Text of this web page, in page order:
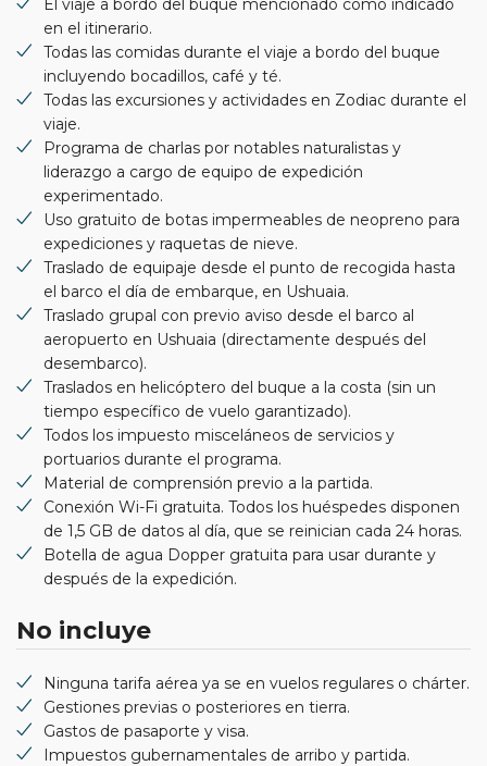
El viaje a bordo del buque mencionado como indicado
en el itinerario.
Todas las comidas durante el viaje a bordo del buque
incluyendo bocadillos, café y té.
Todas las excursiones y actividades en Zodiac durante el
viaje.
Programa de charlas por notables naturalistas y
liderazgo a cargo de equipo de expedición
experimentado.
Uso gratuito de botas impermeables de neopreno para
expediciones y raquetas de nieve.
Traslado de equipaje desde el punto de recogida hasta
el barco el día de embarque, en Ushuaia.
Traslado grupal con previo aviso desde el barco al
aeropuerto en Ushuaia (directamente después del
desembarco).
Traslados en helicóptero del buque a la costa (sin un
tiempo específico de vuelo garantizado).
Todos los impuesto misceláneos de servicios y
portuarios durante el programa.
Material de comprensión previo a la partida.
Conexión Wi-Fi gratuita. Todos los huéspedes disponen
de 1,5 GB de datos al día, que se reinician cada 24 horas.
Botella de agua Dopper gratuita para usar durante y
después de la expedición.
No incluye
Ninguna tarifa aérea ya se en vuelos regulares o chárter.
Gestiones previas o posteriores en tierra.
Gastos de pasaporte y visa.
Impuestos gubernamentales de arribo y partida.